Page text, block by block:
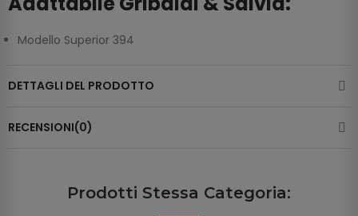
Modello Superior 394
DETTAGLI DEL PRODOTTO
RECENSIONI(0)
Prodotti Stessa Categoria: